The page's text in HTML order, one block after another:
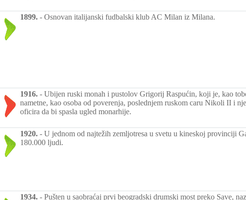
1899. - Osnovan italijanski fudbalski klub AC Milan iz Milana.
1916. - Ubijen ruski monah i pustolov Grigorij Raspućin, koji je, kao
nametne, kao osoba od poverenja, poslednjem ruskom caru Nikoli II i
oficira da bi spasla ugled monarhije.
1920. - U jednom od najtežih zemljotresa u svetu u kineskoj provinciji
180.000 ljudi.
1934. - Pušten u saobraćaj prvi beogradski drumski most preko Save,